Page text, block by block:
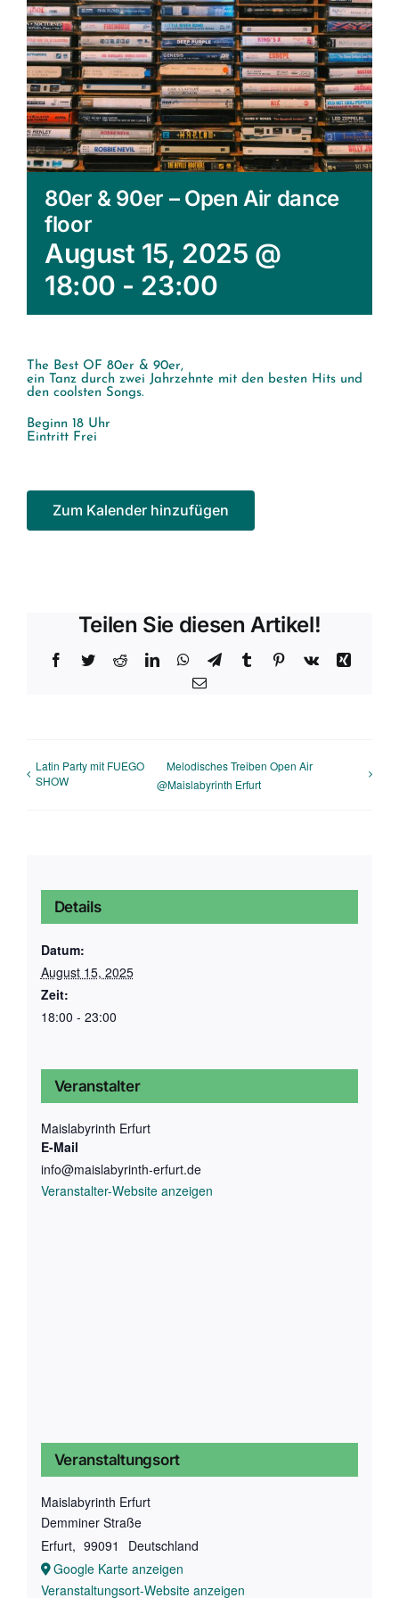
80er & 90er – Open Air dance
floor
August 15, 2025 @
18:00 - 23:00
The Best OF 80er & 90er,
ein Tanz durch zwei Jahrzehnte mit den besten Hits und
den coolsten Songs.
Beginn 18 Uhr
Eintritt Frei
Zum Kalender hinzufügen
Teilen Sie diesen Artikel!
Facebook
TwitterRedditLinkedInWhatsApp
TelegramTumblrPinterest
Vk
Xing
E-
Latin Party mit FUEGO
SHOW
Melodisches Treiben Open Air
@Maislabyrinth Erfurt
Details
Datum:
August 15, 2025
Zeit:
18:00 - 23:00
Veranstalter
Maislabyrinth Erfurt
E-Mail
info@maislabyrinth-erfurt.de
Veranstalter-Website anzeigen
Veranstaltungsort
Maislabyrinth Erfurt
Demminer Straße
Erfurt, 99091
Deutschland
Google Karte anzeigen
Veranstaltungsort-Website anzeigen